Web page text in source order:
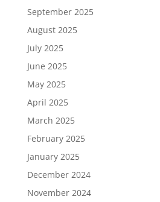
September 2025
August 2025
July 2025
June 2025
May 2025
April 2025
March 2025
February 2025
January 2025
December 2024
November 2024